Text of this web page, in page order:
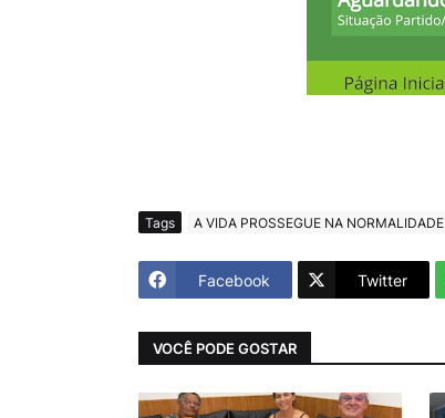
Tags A VIDA PROSSEGUE NA NORMALIDADE
Facebook Twitter
VOCÊ PODE GOSTAR